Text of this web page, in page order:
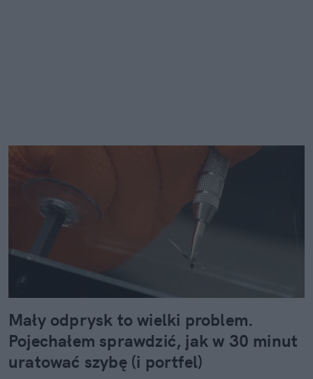
Mały odprysk to wielki problem.
Pojechałem sprawdzić, jak w 30 minut
uratować szybę (i portfel)